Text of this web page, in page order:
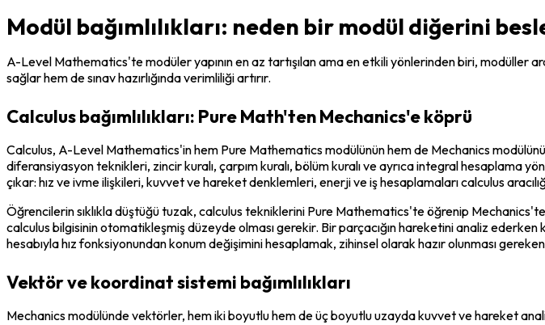
Modül bağımlılıkları: neden bir modül diğerini
A-Level Mathematics'te modüler yapının en az tartışılan ama en etkili yönlerinden biri, modüller
sağlar hem de sınav hazırlığında verimliliği artırır.
Calculus bağımlılıkları: Pure Math'ten Mechanics'e köprü
Calculus, A-Level Mathematics'in hem Pure Mathematics modülünün hem de Mechanics
diferansiyasyon teknikleri, zincir kuralı, çarpım kuralı, bölüm kuralı ve ayrıca integral hesaplama
çıkar: hız ve ivme ilişkileri, kuvvet ve hareket denklemleri, enerji ve iş hesaplamaları calculus
Öğrencilerin sıklıkla düştüğü tuzak, calculus tekniklerini Pure Mathematics'te öğrenip
calculus bilgisinin otomatikleşmiş düzeyde olması gerekir. Bir parçacığın hareketini analiz
hesabıyla hız fonksiyonundan konum değişimini hesaplamak, zihinsel olarak hazır olunması
Vektör ve koordinat sistemi bağımlılıkları
Mechanics modülünde vektörler, hem iki boyutlu hem de üç boyutlu uzayda kuvvet ve hareket